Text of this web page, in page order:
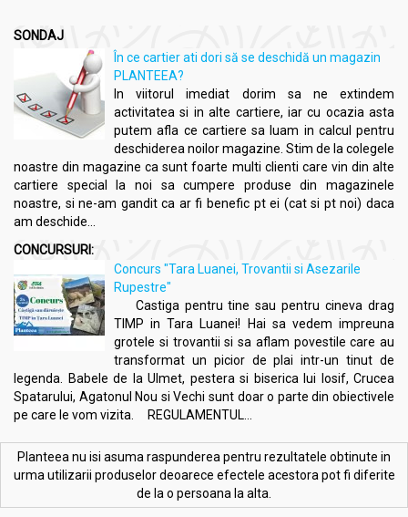
SONDAJ
În ce cartier ati dori să se deschidă un magazin
PLANTEEA?
In viitorul imediat dorim sa ne extindem
activitatea si in alte cartiere, iar cu ocazia asta
putem afla ce cartiere sa luam in calcul pentru
deschiderea noilor magazine. Stim de la colegele
noastre din magazine ca sunt foarte multi clienti care vin din alte
cartiere special la noi sa cumpere produse din magazinele
noastre, si ne-am gandit ca ar fi benefic pt ei (cat si pt noi) daca
am deschide...
CONCURSURI:
Concurs "Tara Luanei, Trovantii si Asezarile
Rupestre"
Castiga pentru tine sau pentru cineva drag
TIMP in Tara Luanei! Hai sa vedem impreuna
grotele si trovantii si sa aflam povestile care au
transformat un picior de plai intr-un tinut de
legenda. Babele de la Ulmet, pestera si biserica lui Iosif, Crucea
Spatarului, Agatonul Nou si Vechi sunt doar o parte din obiectivele
pe care le vom vizita. REGULAMENTUL...
Planteea nu isi asuma raspunderea pentru rezultatele obtinute in
urma utilizarii produselor deoarece efectele acestora pot fi diferite
de la o persoana la alta.